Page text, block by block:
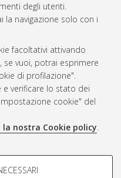
degli utenti.
la navigazione solo con i
facoltativi attivando
se vuoi, potrai esprimere
di profilazione".
verificare lo stato dei
cookie" del
la nostra Cookie policy.